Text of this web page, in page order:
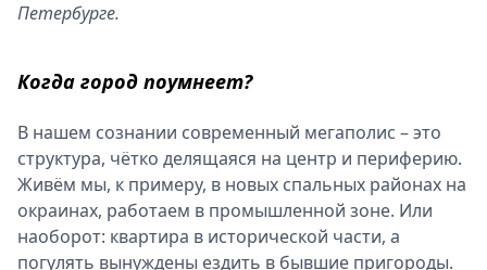
Петербурге.
Когда город поумнеет?
В нашем сознании современный мегаполис – это
структура, чётко делящаяся на центр и периферию.
Живём мы, к примеру, в новых спальных районах на
окраинах, работаем в промышленной зоне. Или
наоборот: квартира в исторической части, а
погулять вынуждены ездить в бывшие пригороды.